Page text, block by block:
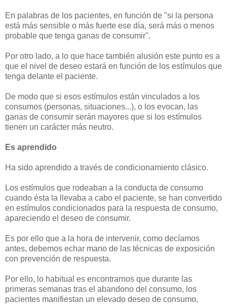
En palabras de los pacientes, en función de "si la persona
está más sensible o más fuerte ese día, será más o menos
probable que tenga ganas de consumir".
Por otro lado, a lo que hace también alusión este punto es a
que el nivel de deseo estará en función de los estímulos que
tenga delante el paciente.
De modo que si esos estímulos están vinculados a los
consumos (personas, situaciones...), o los evocan, las
ganas de consumir serán mayores que si los estímulos
tienen un carácter más neutro.
Es aprendido
Ha sido aprendido a través de condicionamiento clásico.
Los estímulos que rodeaban a la conducta de consumo
cuando ésta la llevaba a cabo el paciente, se han convertido
en estímulos condicionados para la respuesta de consumo,
apareciendo el deseo de consumir.
Es por ello que a la hora de intervenir, como decíamos
antes, debemos echar mano de las técnicas de exposición
con prevención de respuesta.
Por ello, lo habitual es encontrarnos que durante las
primeras semanas tras el abandono del consumo, los
pacientes manifiestan un elevado deseo de consumo,